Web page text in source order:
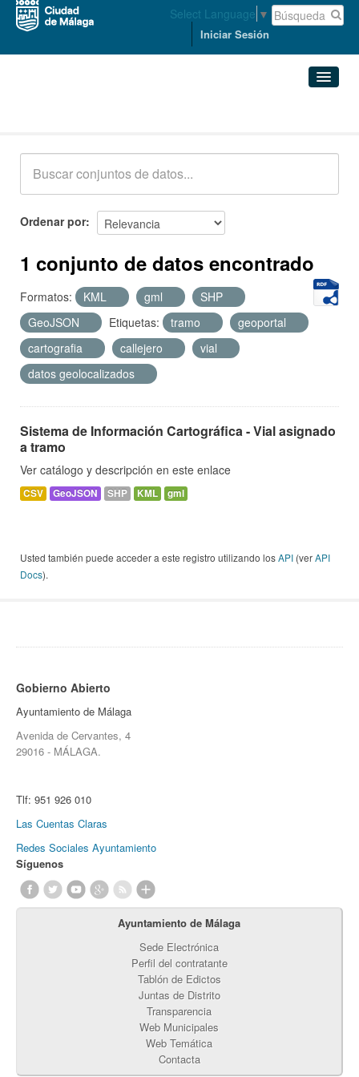
Select Language ▼
Iniciar Sesión
Acerca de
Ordenar por
1 conjunto de datos encontrado
Formatos: KML gml
SHP
GeoJSON
Etiquetas: tramo
geoportal
cartografia
callejero
vial
datos geolocalizados
Sistema de Información Cartográfica - Vial asignado
a tramo
Ver catálogo y descripción en este enlace
CSV GeoJSON SHP KML gml
Usted también puede acceder a este registro utilizando losAPI (verAPI
Docs).
Gobierno Abierto
Ayuntamiento de Málaga
Avenida de Cervantes, 4
29016 - MÁLAGA.
Tlf: 951 926 010
Las Cuentas Claras
Redes Sociales Ayuntamiento
Síguenos
Ayuntamiento de Málaga
Sede Electrónica
Perfil del contratante
Tablón de Edictos
Juntas de Distrito
Transparencia
Web Municipales
Web Temática
Contacta